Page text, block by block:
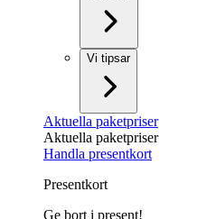
Vi tipsar
Aktuella paketpriser
Aktuella paketpriser
Handla presentkort
Presentkort
Ge bort i present!